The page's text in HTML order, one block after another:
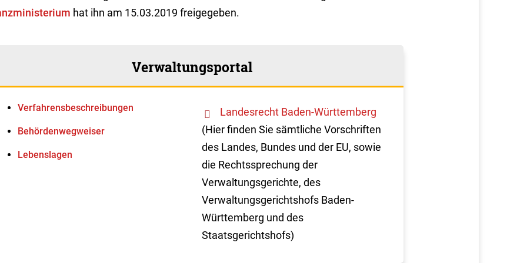
hat ihn am 15.03.2019 freigegeben.
Verwaltungsportal
Verfahrens­beschreibungen
Behördenwegweiser
Lebenslagen
Landesrecht Baden-Württemberg
(Hier finden Sie sämtliche Vorschriften
des Landes, Bundes und der EU, sowie
die Rechtssprechung der
Verwaltungsgerichte, des
Verwaltungsgerichtshofs Baden-
Württemberg und des
Staatsgerichtshofs)